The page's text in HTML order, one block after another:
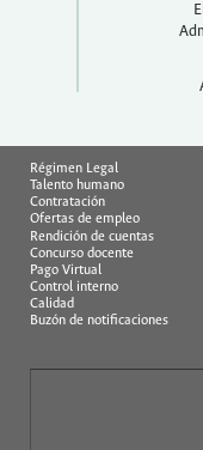
Régimen Legal
Talento humano
Contratación
Ofertas de empleo
Rendición de cuentas
Concurso docente
Pago Virtual
Control interno
Calidad
Buzón de notificaciones